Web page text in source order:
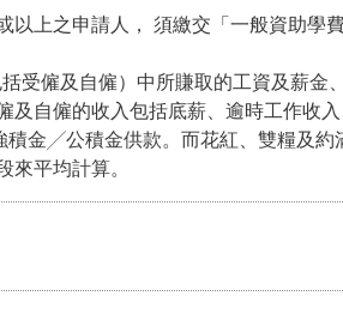
以上之申請人， 須繳交「一般資助學
受僱及自僱）中所賺取的工資及薪金
及自僱的收入包括底薪、逾時工作收
積金╱公積金供款。而花紅、雙糧及約
來平均計算。